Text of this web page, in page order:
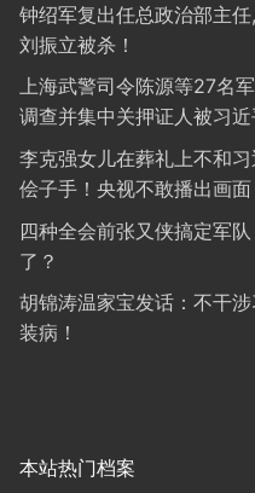
钟绍军复出任总政治部主
刘振立被杀！
上海武警司令陈源等27名
调查并集中关押证人被习
李克强女儿在葬礼上不和
侩子手！央视不敢播出画面
四种全会前张又侠搞定军
了？
胡锦涛温家宝发话：不干
装病！
本站热门档案